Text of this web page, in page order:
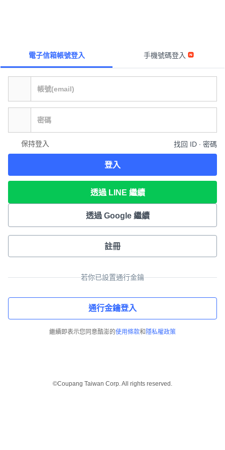
電子信箱帳號登入 手機號碼登入
保持登入 找回 ID ∙ 密碼
登入
透過 LINE 繼續
透過 Google 繼續
註冊
若你已設置通行金鑰
通行金鑰登入
繼續即表示您同意酷澎的使用條款和 隱私權政策
©Coupang Taiwan Corp. All rights reserved.